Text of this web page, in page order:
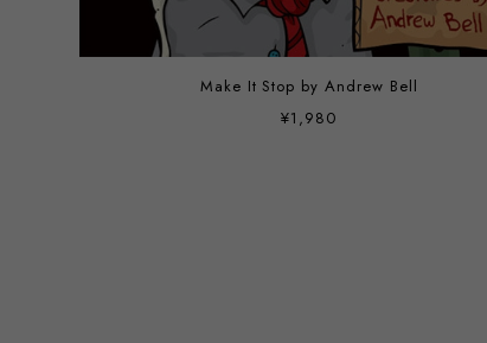
Make It Stop by Andrew Bell
¥1,980